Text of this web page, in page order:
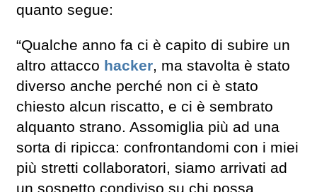
quanto segue:
“Qualche anno fa ci è capito di subire un
altro attacco hacker, ma stavolta è stato
diverso anche perché non ci è stato
chiesto alcun riscatto, e ci è sembrato
alquanto strano. Assomiglia più ad una
sorta di ripicca: confrontandomi con i miei
più stretti collaboratori, siamo arrivati ad